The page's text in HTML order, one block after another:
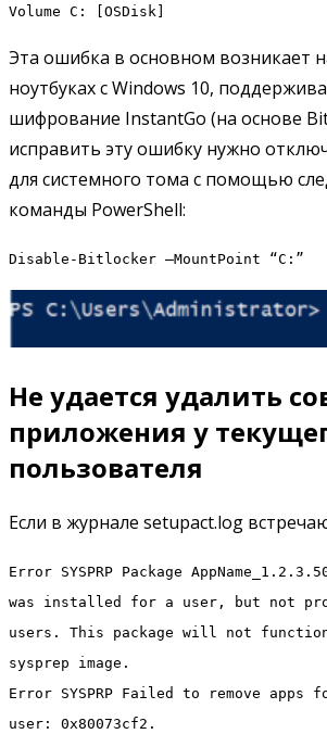
Volume C: [OSDisk]
Эта ошибка в основном возникает
ноутбуках с Windows 10,
шифрование InstantGo (на основе
исправить эту ошибку нужно
для системного тома с помощью
команды PowerShell:
Disable-Bitlocker –MountPoint “C:”
Не удается удалить
приложения у
пользователя
Если в журнале setupact.log
Error SYSPRP Package
was installed for a user, but not
users. This package will not
sysprep image.
Error SYSPRP Failed to remove apps
user: 0x80073cf2.